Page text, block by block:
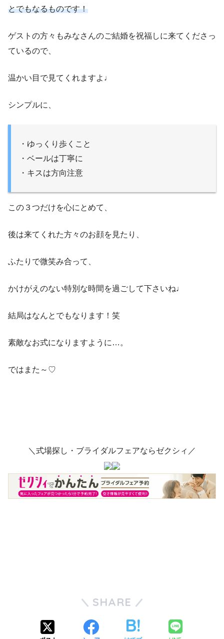
とでもなるものです！
ゲストの方々もみなさんのご結婚を祝福しに来てくださっ
ているので、
温かい目で見てくれますよ♩
シンプルに、
・ゆっくり歩くこと
・ベールは丁寧に
・キスは方向注意
この３つだけを心にとめて、
後は来てくれた方々のお顔を見たり、
ふたりで微笑み合って、
かけがえのない特別な時間を過ごして下さいね♩
結局はなんとでもなります！笑
素敵なお式になりますように…。
ではまた～♡
＼式場探し・ブライダルフェアならゼクシィ／
SHARE